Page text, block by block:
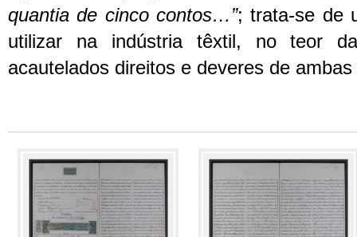
quantia de cinco contos…”; trata-se de
utilizar na indústria têxtil, no teor
acautelados direitos e deveres de